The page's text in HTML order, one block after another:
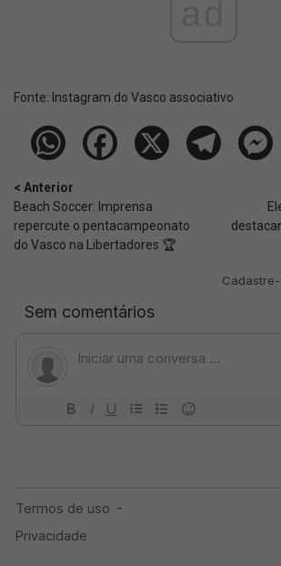
Fonte: Instagram do Vasco associativo
< Anterior
Beach Soccer: Imprensa
repercute o pentacampeonato
do Vasco na Libertadores 🏆